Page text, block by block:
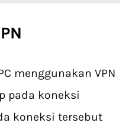
menggunakan VPN
pada koneksi
koneksi tersebut